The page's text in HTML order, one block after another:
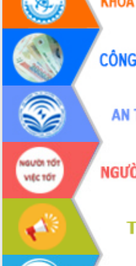
hiện nhiệm vụ quản lý tài sản công
hàng tuần
Tháo gỡ những vướng mắc, đẩy mạnh
công tác cải cách thủ tục hành chính
tại Trung tâm Phục vụ hành chính
công tỉnh
Đắk Lắk: Tôn vinh 46 giải pháp tại Hội
thi Sáng tạo Kỹ thuật 2024 - 2025
Đắk Lắk rà soát, điều chỉnh Đề án 190
về phát triển nuôi trồng thủy sản
Phó Chủ tịch UBND tỉnh Đắk Lắk
Trương Công Thái kiểm tra thực địa
Dự án cao tốc Khánh Hòa - Buôn Ma
Thuột
Định vị cà phê Việt Nam như một “di
sản sống” trong dòng chảy toàn cầu
Xây dựng nông thôn mới: Nâng cao đời
sống người dân từ những mô hình thiết
thực
Quyết liệt tháo gỡ vướng mắc, đẩy